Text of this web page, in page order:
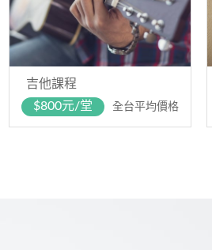
吉他課程
$800元/堂
全台平均價格